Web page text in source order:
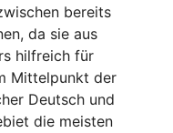
bereits
da sie aus
hilfreich für
Mittelpunkt der
Deutsch und
die meisten